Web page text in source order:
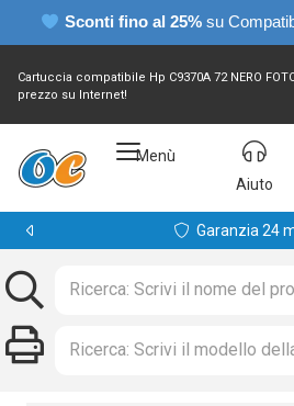
Sconti fino al 25% su
Cartuccia compatibile Hp C9370A 72 NERO
prezzo su Internet!
Menù
Aiuto
Garanzia 24